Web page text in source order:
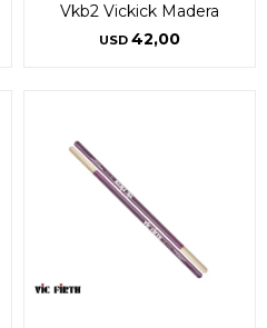
Vkb2 Vickick Madera
USD 42,00